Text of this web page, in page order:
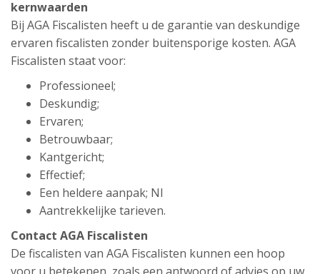
kernwaarden
Bij AGA Fiscalisten heeft u de garantie van deskundige
ervaren fiscalisten zonder buitensporige kosten. AGA
Fiscalisten staat voor:
Professioneel;
Deskundig;
Ervaren;
Betrouwbaar;
Kantgericht;
Effectief;
Een heldere aanpak; Nl
Aantrekkelijke tarieven.
Contact AGA Fiscalisten
De fiscalisten van AGA Fiscalisten kunnen een hoop